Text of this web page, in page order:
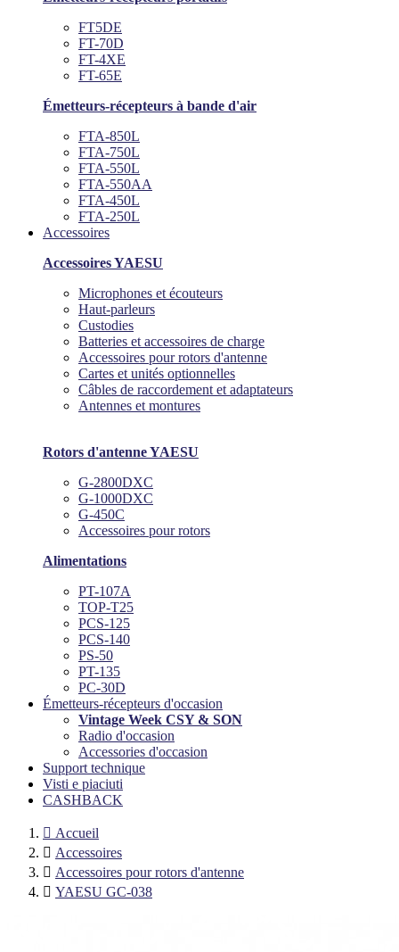
FT5DE
FT-70D
FT-4XE
FT-65E
Émetteurs-récepteurs à bande d'air
FTA-850L
FTA-750L
FTA-550L
FTA-550AA
FTA-450L
FTA-250L
Accessoires
Accessoires YAESU
Microphones et écouteurs
Haut-parleurs
Custodies
Batteries et accessoires de charge
Accessoires pour rotors d'antenne
Cartes et unités optionnelles
Câbles de raccordement et adaptateurs
Antennes et montures
Rotors d'antenne YAESU
G-2800DXC
G-1000DXC
G-450C
Accessoires pour rotors
Alimentations
PT-107A
TOP-T25
PCS-125
PCS-140
PS-50
PT-135
PC-30D
Émetteurs-récepteurs d'occasion
Vintage Week CSY & SON
Radio d'occasion
Accessories d'occasion
Support technique
Visti e piaciuti
CASHBACK
 Accueil
 Accessoires
 Accessoires pour rotors d'antenne
 YAESU GC-038